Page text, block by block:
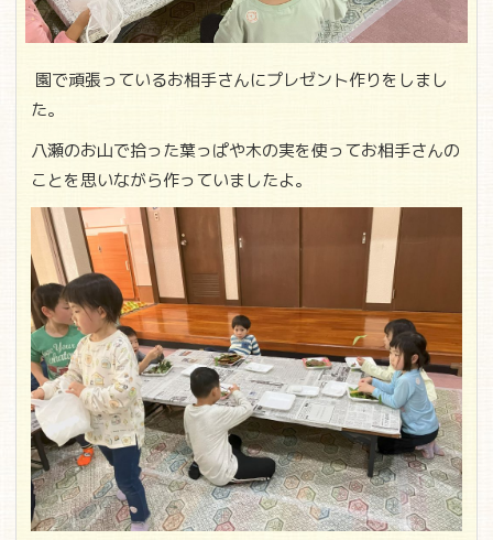
園で頑張っているお相手さんにプレゼント作りをしまし
た。
八瀬のお山で拾った葉っぱや木の実を使ってお相手さんの
ことを思いながら作っていましたよ。